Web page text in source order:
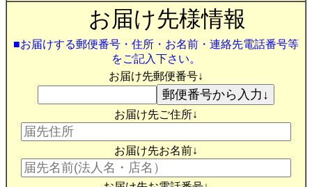
お届け先様情報
■お届けする郵便番号・住所・お名前・連絡先電話番号等
をご記入下さい。
お届け先郵便番号↓
お届け先ご住所↓
お届け先お名前↓